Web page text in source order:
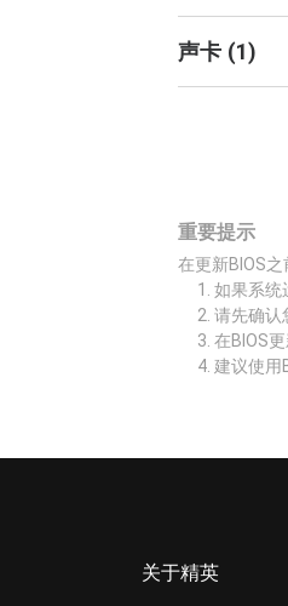
声卡 (1)
重要提示
在更新BIOS之
如果系统
请先确认
在BIOS
建议使用
关于精英